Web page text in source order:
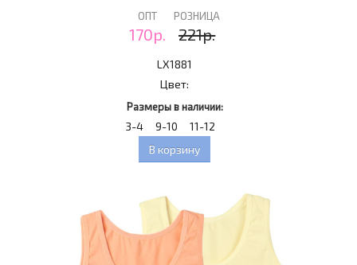
ОПТ
170р.
РОЗНИЦА
221р.
LX1881
Цвет:
Размеры в наличии:
3-4 9-10
11-12
В корзину